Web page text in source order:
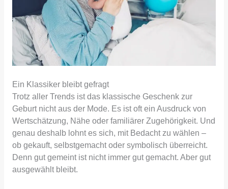
Ein Klassiker bleibt gefragt
Trotz aller Trends ist das klassische Geschenk zur
Geburt nicht aus der Mode. Es ist oft ein Ausdruck von
Wertschätzung, Nähe oder familiärer Zugehörigkeit. Und
genau deshalb lohnt es sich, mit Bedacht zu wählen –
ob gekauft, selbstgemacht oder symbolisch überreicht.
Denn gut gemeint ist nicht immer gut gemacht. Aber gut
ausgewählt bleibt.